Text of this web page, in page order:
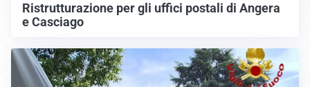
Ristrutturazione per gli uffici postali di Angera
e Casciago